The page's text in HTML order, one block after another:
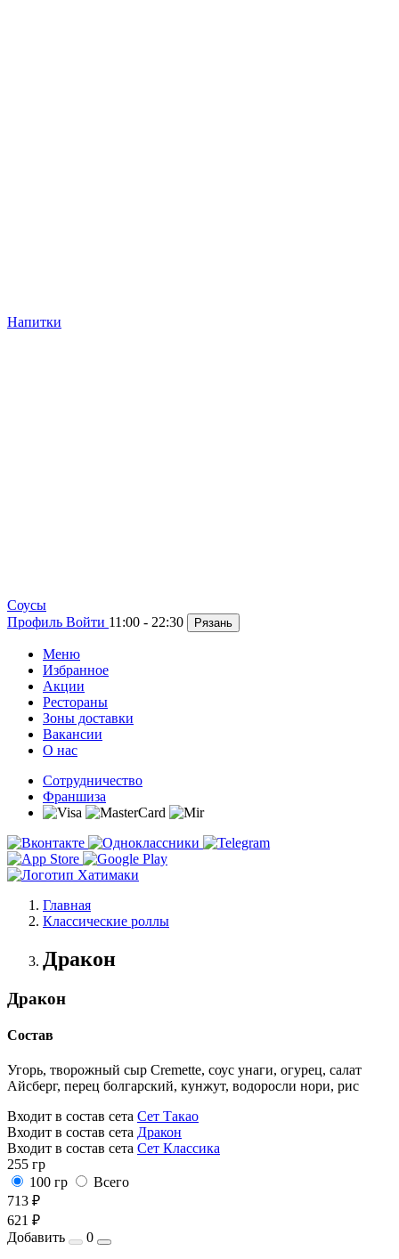
Напитки
Cоусы
Профиль Войти 11:00 - 22:30 Рязань
Меню
Избранное
Акции
Рестораны
Зоны доставки
Вакансии
О нас
Сотрудничество
Франшиза
Главная
Классические роллы
Дракон
Дракон
Состав
Угорь, творожный сыр Cremette, соус унаги, огурец, салат
Айсберг, перец болгарский, кунжут, водоросли нори, рис
Входит в состав сета Сет Такао
Входит в состав сета Дракон
Входит в состав сета Сет Классика
255 гр
100 гр
Всего
713 ₽
621 ₽
Добавить
0